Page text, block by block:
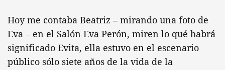
Hoy me contaba Beatriz – mirando una foto de
Eva – en el Salón Eva Perón, miren lo qué habrá
significado Evita, ella estuvo en el escenario
público sólo siete años de la vida de la